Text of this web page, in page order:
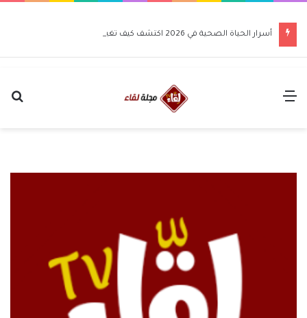
أسرار الحياة الصحية في 2026 اكتشف كيف تغير حياتك للأفضل
القائمة